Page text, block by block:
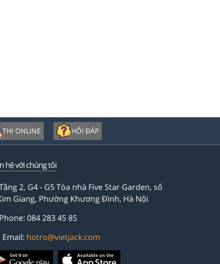
THI ONLINE HỎI ĐÁP
hệ với chúng tôi
2, G4 - G5 Tòa nhà Five Star Garden, số
Giang, Phường Khương Đình, Hà Nội
Phone: 084 283 45 85
Email: hotro@vietjack.com